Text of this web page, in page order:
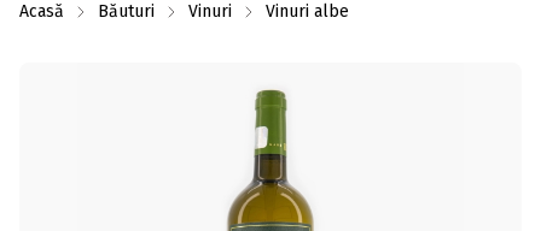
Acasă Băuturi Vinuri Vinuri albe